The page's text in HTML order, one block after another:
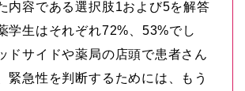
内容である選択肢1および5を解答
学生はそれぞれ72%、53%でし
ドサイドや薬局の店頭で患者さん
緊急性を判断するためには、もう